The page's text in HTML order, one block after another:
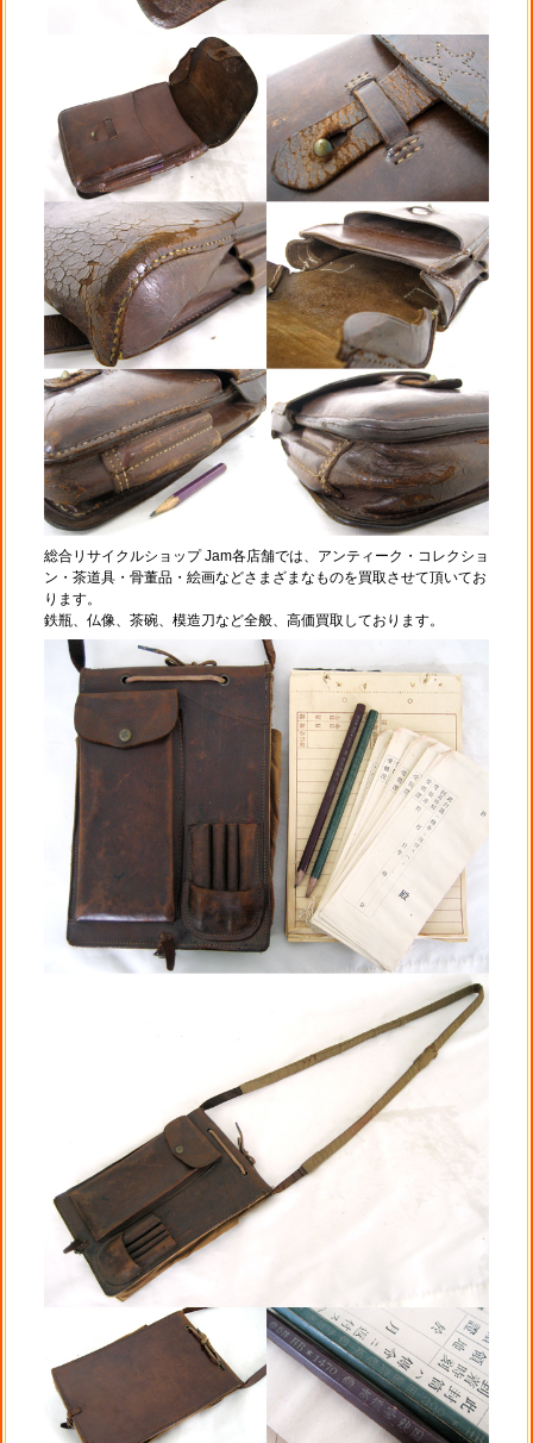
総合リサイクルショップ Jam各店舗では、アンティーク・コレクショ
ン・茶道具・骨董品・絵画などさまざまなものを買取させて頂いてお
ります。
鉄瓶、仏像、茶碗、模造刀など全般、高価買取しております。